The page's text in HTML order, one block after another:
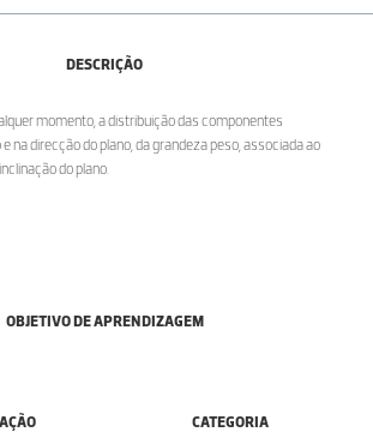
DESCRIÇÃO
momento, a distribuição das componentes
na direcção do plano, da grandeza peso, associada ao
do plano.
OBJETIVO DE APRENDIZAGEM
CATEGORIA